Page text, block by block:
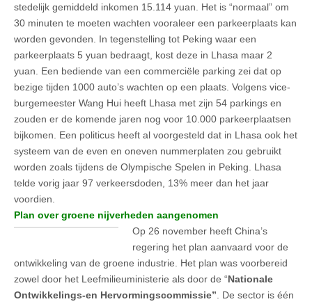
stedelijk gemiddeld inkomen 15.114 yuan. Het is “normaal” om
30 minuten te moeten wachten vooraleer een parkeerplaats kan
worden gevonden. In tegenstelling tot Peking waar een
parkeerplaats 5 yuan bedraagt, kost deze in Lhasa maar 2
yuan. Een bediende van een commerciële parking zei dat op
bezige tijden 1000 auto’s wachten op een plaats. Volgens vice-
burgemeester Wang Hui heeft Lhasa met zijn 54 parkings en
zouden er de komende jaren nog voor 10.000 parkeerplaatsen
bijkomen. Een politicus heeft al voorgesteld dat in Lhasa ook het
systeem van de even en oneven nummerplaten zou gebruikt
worden zoals tijdens de Olympische Spelen in Peking. Lhasa
telde vorig jaar 97 verkeersdoden, 13% meer dan het jaar
voordien.
Plan over groene nijverheden aangenomen
Op 26 november heeft China’s
regering het plan aanvaard voor de
ontwikkeling van de groene industrie. Het plan was voorbereid
zowel door het Leefmilieuministerie als door de “Nationale
Ontwikkelings-en Hervormingscommissie” . De sector is één